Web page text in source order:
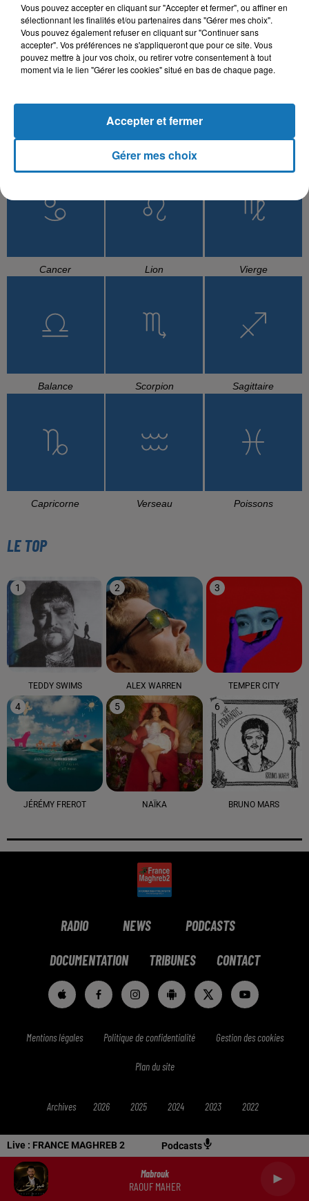
Live : FRANCE MAGHREB 2 Podcasts
Mabrouk
RAOUF MAHER
L'HOROSCOPE
Taureau
Cancer Lion Vierge
Balance Scorpion Sagittaire
Capricorne Verseau Poissons
LE TOP
1
TEDDY SWIMS
2
ALEX WARREN
3
TEMPER CITY
4
JÉRÉMY FREROT
5
NAÏKA
6
BRUNO MARS
RADIO NEWS PODCASTS
DOCUMENTATION TRIBUNES CONTACT
Mentions légales Politique de confidentialité Gestion des cookies
Plan du site
Archives 2026 2025 2024 2023 2022
Vous pouvez accepter en cliquant sur "Accepter et fermer", ou affiner en
sélectionnant les finalités et/ou partenaires dans "Gérer mes choix".
Vous pouvez également refuser en cliquant sur "Continuer sans
accepter". Vos préférences ne s'appliqueront que pour ce site. Vous
pouvez mettre à jour vos choix, ou retirer votre consentement à tout
moment via le lien "Gérer les cookies" situé en bas de chaque page.
Gérer mes choix
Accepter et fermer